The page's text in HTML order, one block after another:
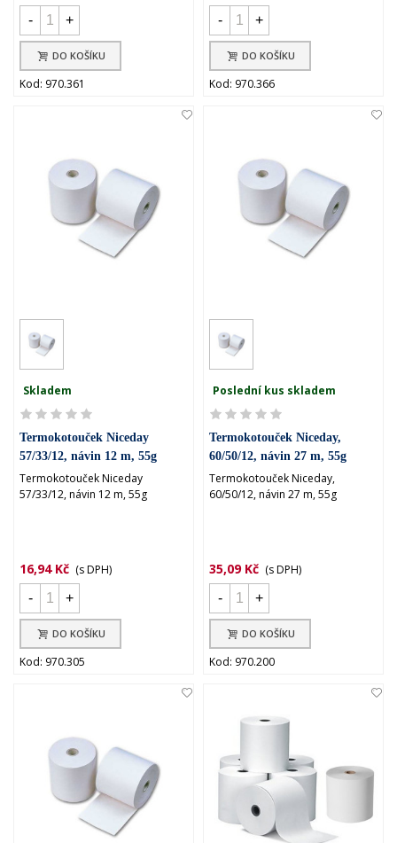
-
+
DO KOŠÍKU
Kod: 970.361
-
+
DO KOŠÍKU
Kod: 970.366
Skladem
Termokotouček Niceday
57/33/12, návin 12 m, 55g
Termokotouček Niceday
57/33/12, návin 12 m, 55g
16,94 Kč (s DPH)
-
+
DO KOŠÍKU
Kod: 970.305
Poslední kus skladem
Termokotouček Niceday,
60/50/12, návin 27 m, 55g
Termokotouček Niceday,
60/50/12, návin 27 m, 55g
35,09 Kč (s DPH)
-
+
DO KOŠÍKU
Kod: 970.200